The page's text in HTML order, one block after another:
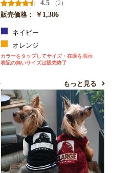
4.5
（2）
販売価格：
￥1,386
ネイビー
オレンジ
カラーをタップしてサイズ・在庫を表示
表記の無いサイズは販売終了
もっと見る